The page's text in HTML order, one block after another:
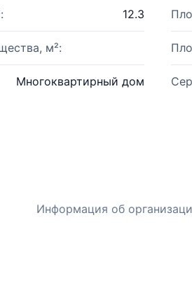
12.3
м²:
Многоквартирный дом
Информация об